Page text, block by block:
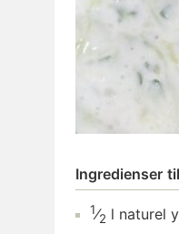
Ingredienser til
1⁄2 l naturel